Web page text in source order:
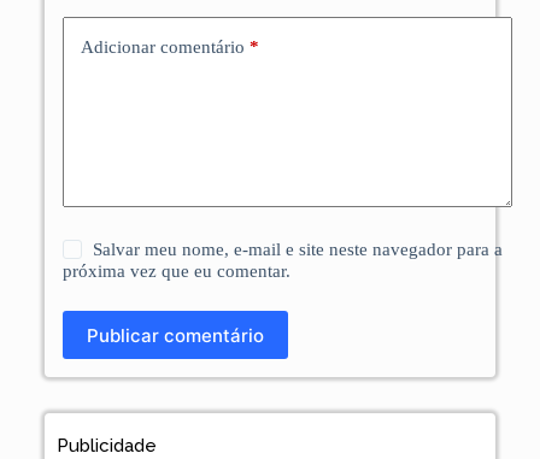
Adicionar comentário *
Salvar meu nome, e-mail e site neste navegador para a
próxima vez que eu comentar.
Publicar comentário
Publicidade